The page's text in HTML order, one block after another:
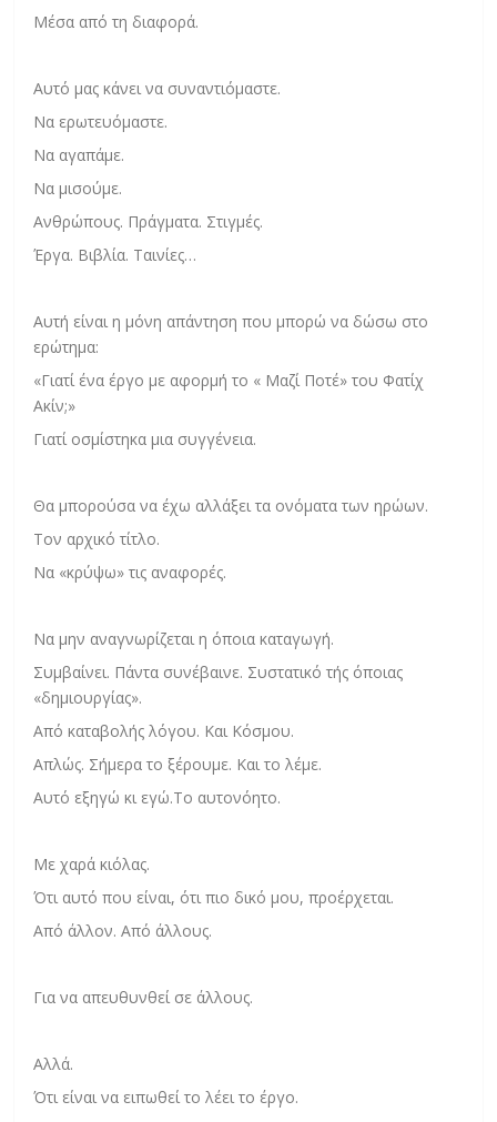
Μέσα από τη διαφορά.
Αυτό μας κάνει να συναντιόμαστε.
Να ερωτευόμαστε.
Να αγαπάμε.
Να μισούμε.
Ανθρώπους. Πράγματα. Στιγμές.
Έργα. Βιβλία. Ταινίες…
Αυτή είναι η μόνη απάντηση που μπορώ να δώσω στο
ερώτημα:
«Γιατί ένα έργο με αφορμή το « Μαζί Ποτέ» του Φατίχ
Ακίν;»
Γιατί οσμίστηκα μια συγγένεια.
Θα μπορούσα να έχω αλλάξει τα ονόματα των ηρώων.
Τον αρχικό τίτλο.
Να «κρύψω» τις αναφορές.
Να μην αναγνωρίζεται η όποια καταγωγή.
Συμβαίνει. Πάντα συνέβαινε. Συστατικό τής όποιας
«δημιουργίας».
Από καταβολής λόγου. Και Κόσμου.
Απλώς. Σήμερα το ξέρουμε. Και το λέμε.
Αυτό εξηγώ κι εγώ.Το αυτονόητο.
Με χαρά κιόλας.
Ότι αυτό που είναι, ότι πιο δικό μου, προέρχεται.
Από άλλον. Από άλλους.
Για να απευθυνθεί σε άλλους.
Αλλά.
Ότι είναι να ειπωθεί το λέει το έργο.